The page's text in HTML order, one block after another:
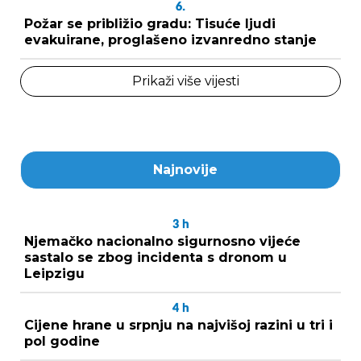
6.
Požar se približio gradu: Tisuće ljudi
evakuirane, proglašeno izvanredno stanje
Prikaži više vijesti
Najnovije
3 h
Njemačko nacionalno sigurnosno vijeće
sastalo se zbog incidenta s dronom u
Leipzigu
4 h
Cijene hrane u srpnju na najvišoj razini u tri i
pol godine